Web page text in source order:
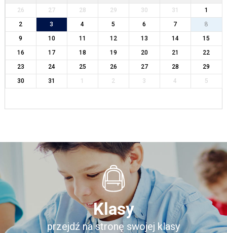
26 27 28 29 30 31
1
2
3 4 5 6 7
8
9
10 11 12 13 14
15
16
17 18 19 20 21
22
23
24 25 26 27 28
29
30
31 1 2 3 4 5
Klasy
przejdź na stronę swojej klasy